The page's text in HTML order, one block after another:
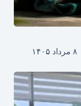
۸ مرداد ۱۴۰۵